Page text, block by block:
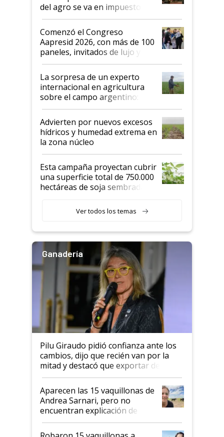
del agro se va en impuestos:
"No es bueno que en
Argentina se sigan discutiendo
las mismas cosas de hace 50
años"
Comenzó el Congreso
Aapresid 2026, con más de 100
paneles, invitados de lujo y
todas las tendencias
La sorpresa de un experto
internacional en agricultura
sobre el campo argentino:
"Estoy muy impresionado"
Advierten por nuevos excesos
hídricos y humedad extrema en
la zona núcleo
Esta campaña proyectan cubrir
una superficie total de 750.000
hectáreas de soja sembradas
variedades que marcan un
salto tecnológico en genética y
Ver todos los temas
Ganadería
Pilu Giraudo pidió confianza ante los
cambios, dijo que recién van por la
mitad y destacó que exportar dejó de
ser "para unos pocos": "Tenemos un
mandato muy claro del gobierno
nacional"
Aparecen las 15 vaquillonas de
Andrea Sarnari, pero no
encuentran explicación de
cómo llegaron allí